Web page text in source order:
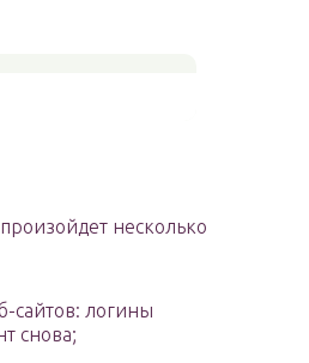
несколько
сайтов: логины
снова;